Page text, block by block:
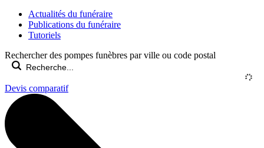
Actualités du funéraire
Publications du funéraire
Tutoriels
Rechercher des pompes funèbres par ville ou code postal
Devis comparatif